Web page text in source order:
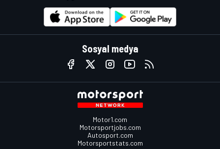
Sosyal medya
Motor1.com
Motorsportjobs.com
Autosport.com
Motorsportstats.com